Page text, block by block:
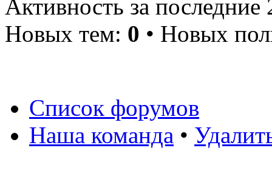
Активность за
Новых тем: 0 • Новых
Список форумов
Наша команда •